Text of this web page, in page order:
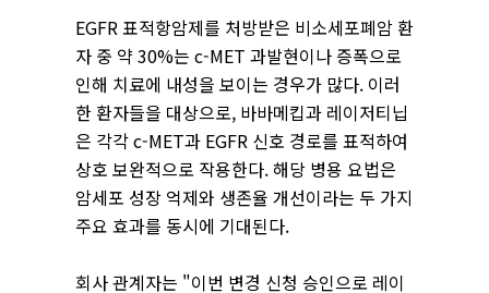
EGFR 표적항암제를 처방받은 비소세포폐암 환
자 중 약 30%는 c-MET 과발현이나 증폭으로
인해 치료에 내성을 보이는 경우가 많다. 이러
한 환자들을 대상으로, 바바메킵과 레이저티닙
은 각각 c-MET과 EGFR 신호 경로를 표적하여
상호 보완적으로 작용한다. 해당 병용 요법은
암세포 성장 억제와 생존율 개선이라는 두 가지
주요 효과를 동시에 기대된다.
회사 관계자는 "이번 변경 신청 승인으로 레이